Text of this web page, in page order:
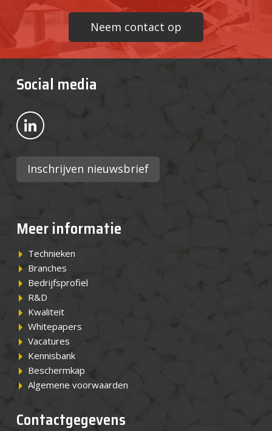
Neem contact op
Social media
Bekijk ons op LinkedIn
Inschrijven nieuwsbrief
Meer informatie
Technieken
Branches
Bedrijfsprofiel
R&D
Kwaliteit
Whitepapers
Vacatures
Kennisbank
Beschermkap
Algemene voorwaarden
Contactgegevens